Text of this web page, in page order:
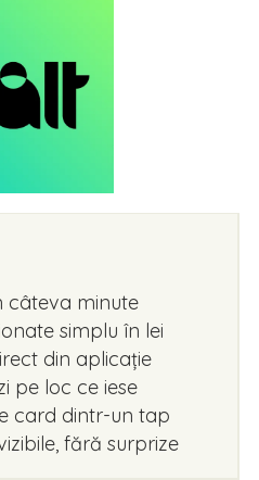
câteva minute
simplu în lei
din aplicație
pe loc ce iese
card dintr-un tap
fără surprize